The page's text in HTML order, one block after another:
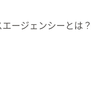
ージェンシーとは？